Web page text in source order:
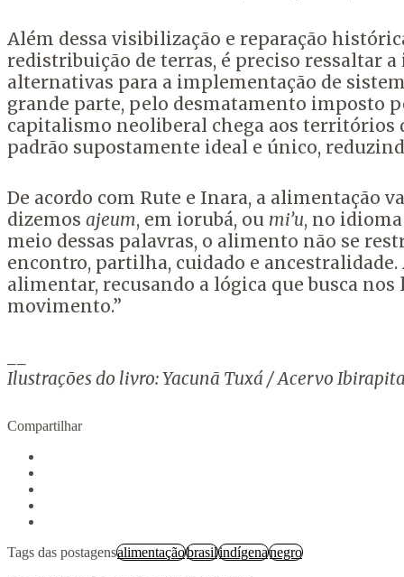
Além dessa visibilização e reparação
redistribuição de terras, é preciso ressaltar
alternativas para a implementação de
grande parte, pelo desmatamento imposto
capitalismo neoliberal chega aos
padrão supostamente ideal e único,
De acordo com Rute e Inara, a alimentação
dizemos ajeum, em iorubá, ou mi’u, no
meio dessas palavras, o alimento não se
encontro, partilha, cuidado e
alimentar, recusando a lógica que busca
movimento.”
Ilustrações do livro: Yacunã Tuxá / Acervo
Compartilhar
Tags das postagensalimentaçãobrasilindígenanegro